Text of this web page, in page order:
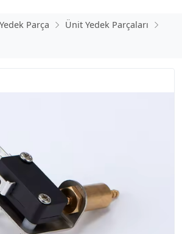
Parça
Ünit Yedek Parçaları